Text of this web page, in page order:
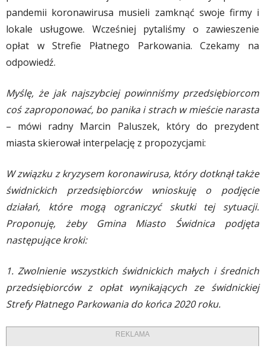
pandemii koronawirusa musieli zamknąć swoje firmy i
lokale usługowe. Wcześniej pytaliśmy o zawieszenie
opłat w Strefie Płatnego Parkowania. Czekamy na
odpowiedź.
Myślę, że jak najszybciej powinniśmy przedsiębiorcom
coś zaproponować, bo panika i strach w mieście narasta
– mówi radny Marcin Paluszek, który do prezydent
miasta skierował interpelację z propozycjami:
W związku z kryzysem koronawirusa, który dotknął także
świdnickich przedsiębiorców wnioskuję o podjęcie
działań, które mogą ograniczyć skutki tej sytuacji.
Proponuję, żeby Gmina Miasto Świdnica podjęta
następujące kroki:
1. Zwolnienie wszystkich świdnickich małych i średnich
przedsiębiorców z opłat wynikających ze świdnickiej
Strefy Płatnego Parkowania do końca 2020 roku.
REKLAMA